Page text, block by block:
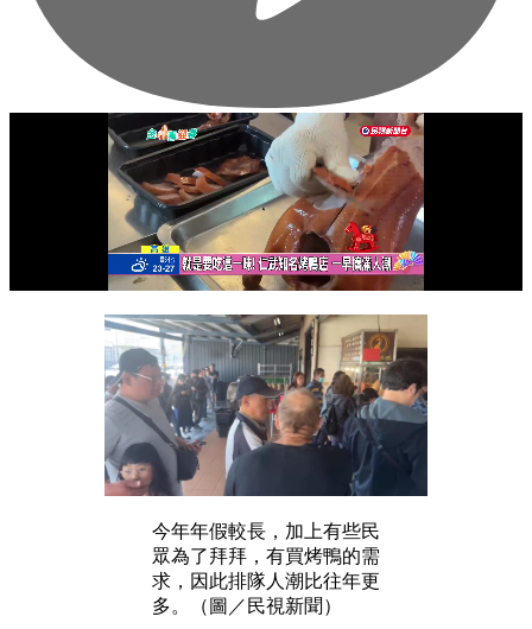
今年年假較長，加上有些民
眾為了拜拜，有買烤鴨的需
求，因此排隊人潮比往年更
多。（圖／民視新聞）